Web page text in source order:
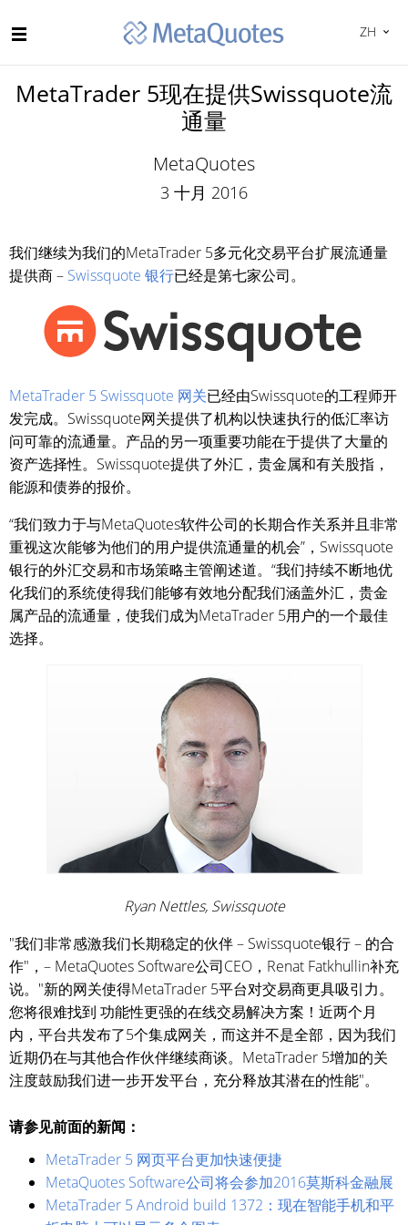
ZH
MetaTrader 5现在提供Swissquote流
通量
MetaQuotes
3 十月 2016
我们继续为我们的MetaTrader 5多元化交易平台扩展流通量
提供商 – Swissquote 银行已经是第七家公司。
MetaTrader 5 Swissquote 网关已经由Swissquote的工程师开
发完成。Swissquote网关提供了机构以快速执行的低汇率访
问可靠的流通量。产品的另一项重要功能在于提供了大量的
资产选择性。Swissquote提供了外汇，贵金属和有关股指，
能源和债券的报价。
“我们致力于与MetaQuotes软件公司的长期合作关系并且非常
重视这次能够为他们的用户提供流通量的机会”，Swissquote
银行的外汇交易和市场策略主管阐述道。“我们持续不断地优
化我们的系统使得我们能够有效地分配我们涵盖外汇，贵金
属产品的流通量，使我们成为MetaTrader 5用户的一个最佳
选择。
Ryan Nettles, Swissquote
"我们非常感激我们长期稳定的伙伴 – Swissquote银行 – 的合
作"，– MetaQuotes Software公司CEO，Renat Fatkhullin补充
说。"新的网关使得MetaTrader 5平台对交易商更具吸引力。
您将很难找到 功能性更强的在线交易解决方案！近两个月
内，平台共发布了5个集成网关，而这并不是全部，因为我们
近期仍在与其他合作伙伴继续商谈。MetaTrader 5增加的关
注度鼓励我们进一步开发平台，充分释放其潜在的性能"。
请参见前面的新闻：
MetaTrader 5 网页平台更加快速便捷
MetaQuotes Software公司将会参加2016莫斯科金融展
MetaTrader 5 Android build 1372：现在智能手机和平